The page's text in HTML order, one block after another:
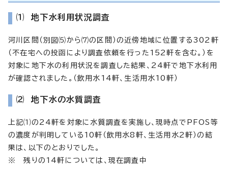
⑴ 地下水利用状況調査
河川区間（別図⑸から⑺の区間）の近傍地域に位置する302軒
（不在宅への投函により調査依頼を行った152軒を含む。）を
対象に地下水の利用状況を調査した結果、24軒で地下水利用
が確認されました。（飲用水14軒、生活用水10軒）
⑵ 地下水の水質調査
上記⑴の24軒を対象に水質調査を実施し、現時点でPFOS等
の濃度が判明している10軒（飲用水8軒、生活用水2軒）の結
果は、以下のとおりでした。
※ 残りの14軒については、現在調査中